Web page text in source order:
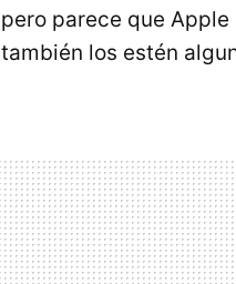
pero parece que
también los estén